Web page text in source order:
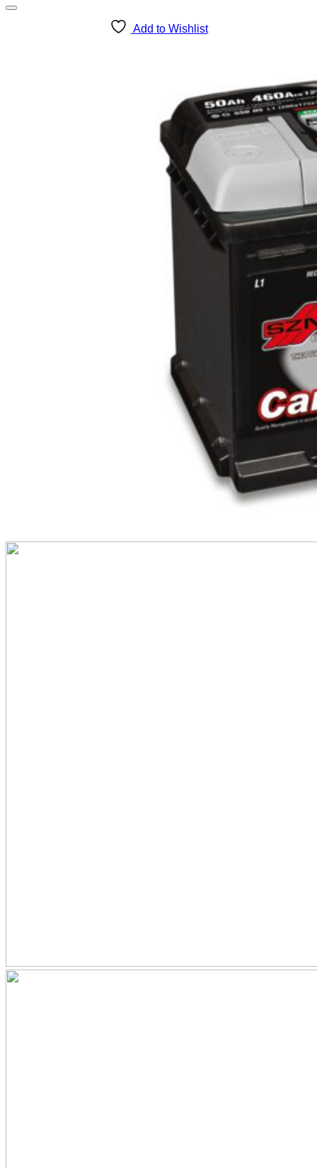
Add to Wishlist